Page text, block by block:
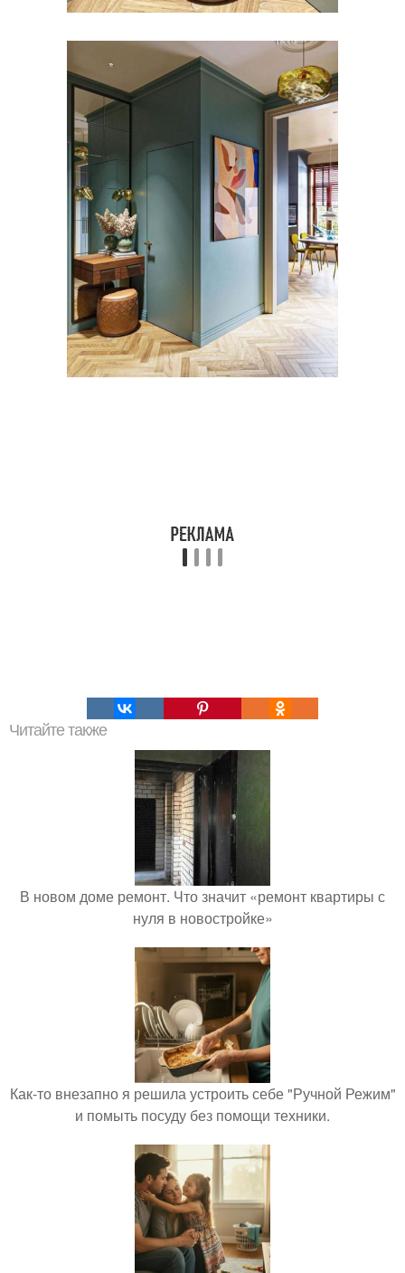
Читайте также
В новом доме ремонт. Что значит «ремонт квартиры с
нуля в новостройке»
Как-то внезапно я решила устроить себе "Ручной Режим"
и помыть посуду без помощи техники.